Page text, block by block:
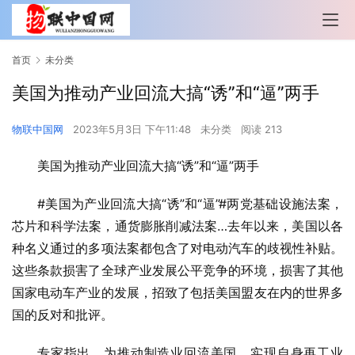
首页 未分类
美国为推动产业回流大搞“诱”和“逼”两手
物联中国网 2023年5月3日 下午11:48 未分类 阅读 213
美国为推动产业回流大搞“诱”和“逼”两手
#美国为产业回流大搞“诱”和“逼”#两党基础设施法案，
芯片和科学法案，通货膨胀削减法案…去年以来，美国以各
种名义通过的多项法案都包含了对电动汽车的歧视性补贴。
这些条款损害了全球产业发展公平竞争的环境，损害了其他
国家电动车产业的发展，招致了包括美国盟友在内的世界多
国的反对和批评。